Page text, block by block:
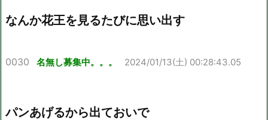
なんか花王を見るたびに思い出す
0030 名無し募集中。。。 2024/01/13(土) 00:28:43.05
パンあげるから出ておいで